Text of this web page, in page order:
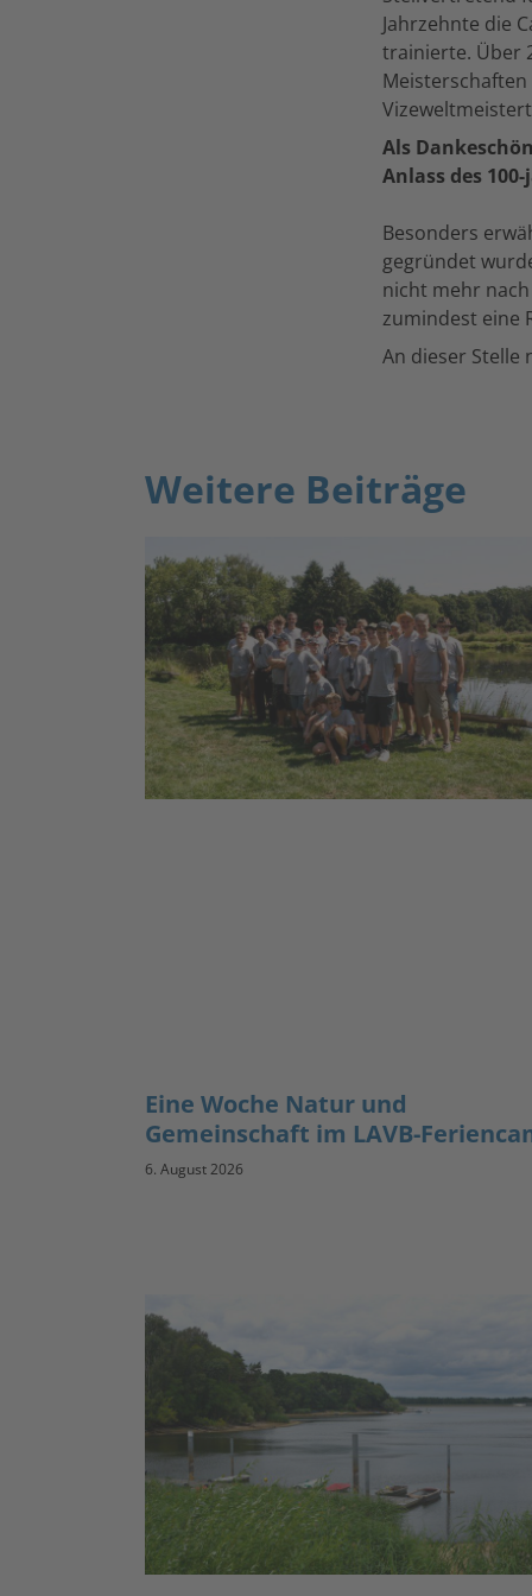
Jahrzehnte die
trainierte. Über
Als
Anlass des
Besonders
gegründet
nicht mehr
zumindest eine
An dieser Stelle
Weitere Beiträge
Eine Woche Natur und
Gemeinschaft im LAVB-
6. August 2026